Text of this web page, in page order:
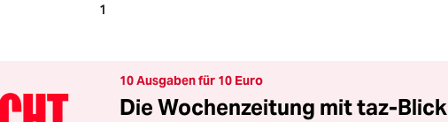
1
10 Ausgaben für 10 Euro
Die Wochenzeitung mit taz-Blick